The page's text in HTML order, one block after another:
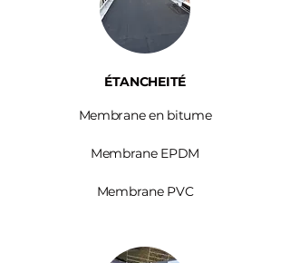
ÉTANCHEITÉ
Membrane en bitume
Membrane EPDM
Membrane PVC